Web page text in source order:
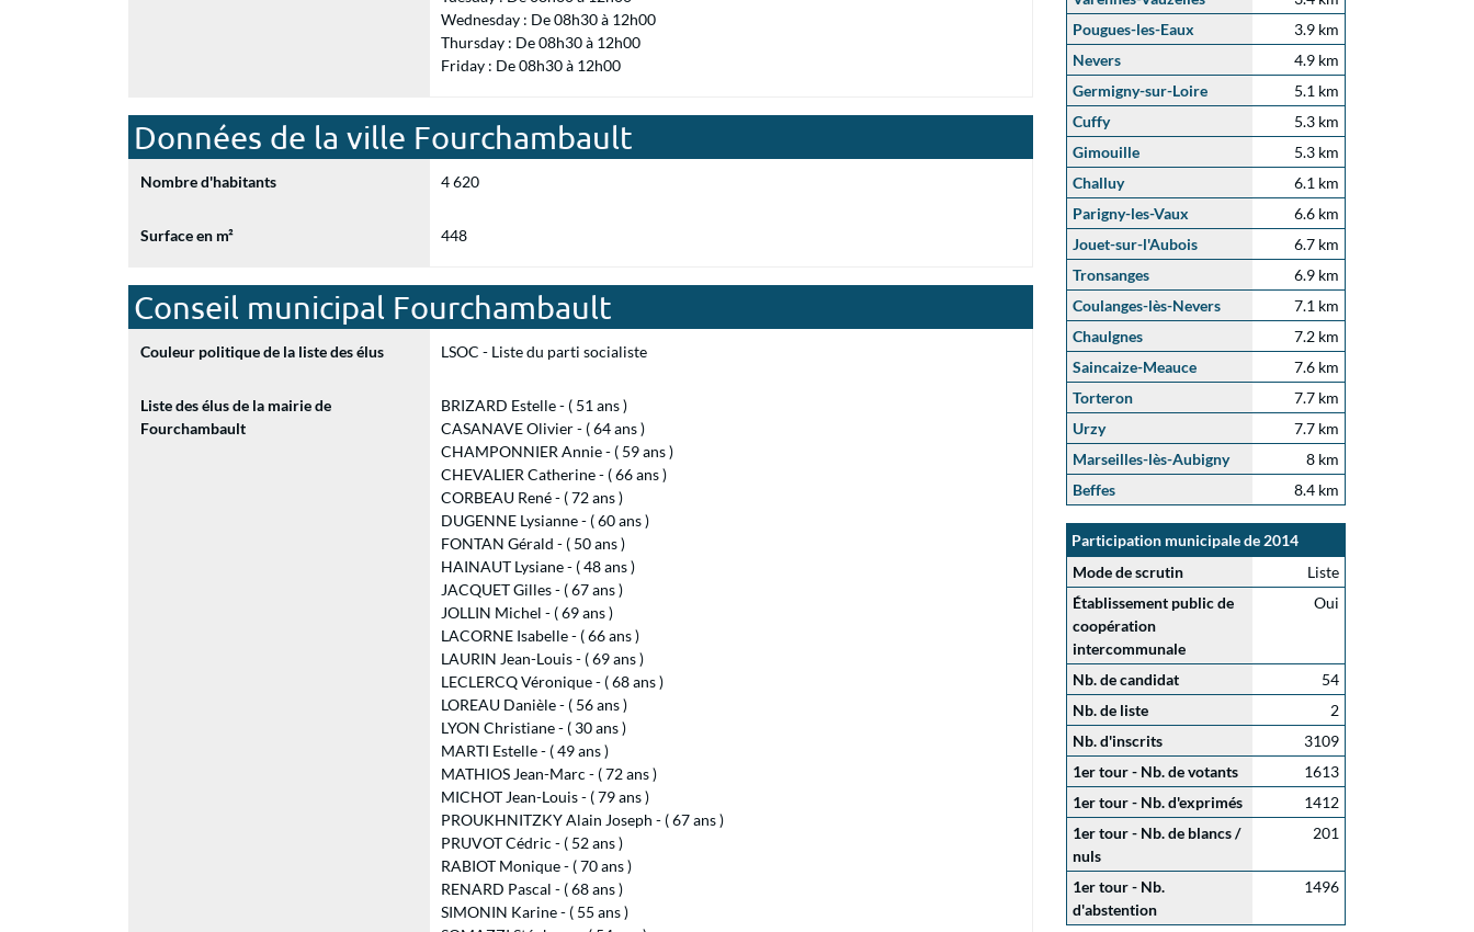
Wednesday : De 08h30 à 12h00
Thursday : De 08h30 à 12h00
Friday : De 08h30 à 12h00
Données de la ville Fourchambault
Nombre d'habitants 4 620
Surface en m² 448
Conseil municipal Fourchambault
Couleur politique de la liste des élus LSOC - Liste du parti socialiste
Liste des élus de la mairie de
Fourchambault
BRIZARD Estelle - ( 51 ans )
CASANAVE Olivier - ( 64 ans )
CHAMPONNIER Annie - ( 59 ans )
CHEVALIER Catherine - ( 66 ans )
CORBEAU René - ( 72 ans )
DUGENNE Lysianne - ( 60 ans )
FONTAN Gérald - ( 50 ans )
HAINAUT Lysiane - ( 48 ans )
JACQUET Gilles - ( 67 ans )
JOLLIN Michel - ( 69 ans )
LACORNE Isabelle - ( 66 ans )
LAURIN Jean-Louis - ( 69 ans )
LECLERCQ Véronique - ( 68 ans )
LOREAU Danièle - ( 56 ans )
LYON Christiane - ( 30 ans )
MARTI Estelle - ( 49 ans )
MATHIOS Jean-Marc - ( 72 ans )
MICHOT Jean-Louis - ( 79 ans )
PROUKHNITZKY Alain Joseph - ( 67 ans )
PRUVOT Cédric - ( 52 ans )
RABIOT Monique - ( 70 ans )
RENARD Pascal - ( 68 ans )
SIMONIN Karine - ( 55 ans )
Pougues-les-Eaux
3.9 km
Nevers
4.9 km
Germigny-sur-Loire
5.1 km
Cuffy
5.3 km
Gimouille
5.3 km
Challuy
6.1 km
Parigny-les-Vaux
6.6 km
Jouet-sur-l'Aubois
6.7 km
Tronsanges
6.9 km
Coulanges-lès-Nevers
7.1 km
Chaulgnes
7.2 km
Saincaize-Meauce
7.6 km
Torteron
7.7 km
Urzy
7.7 km
Marseilles-lès-Aubigny
8 km
Beffes
8.4 km
Participation municipale de 2014
Mode de scrutin
Liste
Établissement public de
coopération
intercommunale
Oui
Nb. de candidat
54
Nb. de liste
2
Nb. d'inscrits
3109
1er tour - Nb. de votants
1613
1er tour - Nb. d'exprimés
1412
1er tour - Nb. de blancs /
nuls
201
1er tour - Nb.
d'abstention
1496